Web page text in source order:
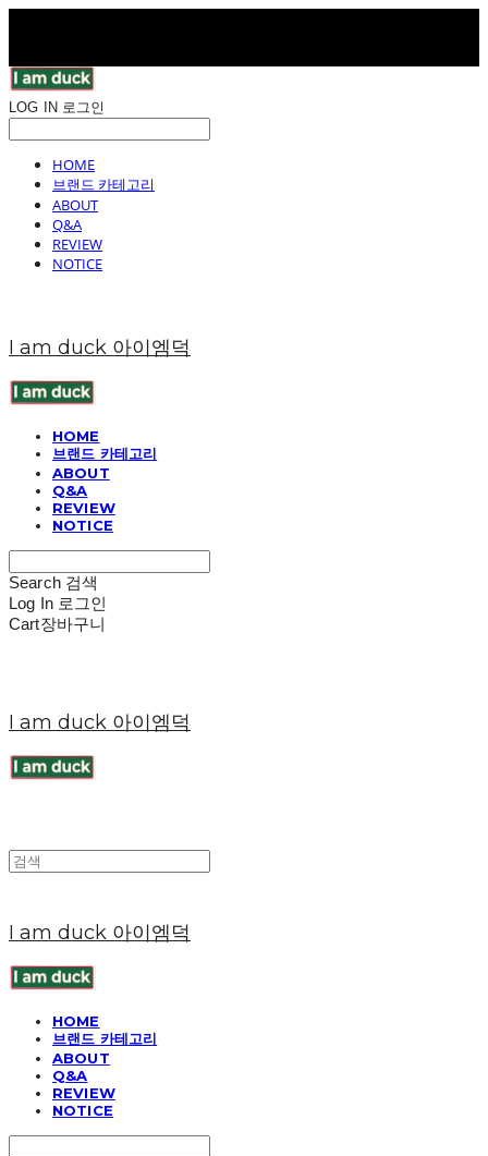
LOG IN 로그인
HOME
브랜드 카테고리
ABOUT
Q&A
REVIEW
NOTICE
I am duck 아이엠덕
HOME
브랜드 카테고리
ABOUT
Q&A
REVIEW
NOTICE
Search 검색
Log In 로그인
Cart장바구니
I am duck 아이엠덕
I am duck 아이엠덕
HOME
브랜드 카테고리
ABOUT
Q&A
REVIEW
NOTICE